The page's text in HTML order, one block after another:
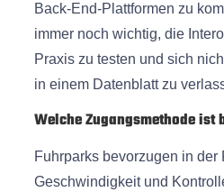
Back-End-Plattformen zu
immer noch wichtig, die
Praxis zu testen und sich
in einem Datenblatt zu
Welche Zugangsmethode ist
Fuhrparks bevorzugen in
Geschwindigkeit und